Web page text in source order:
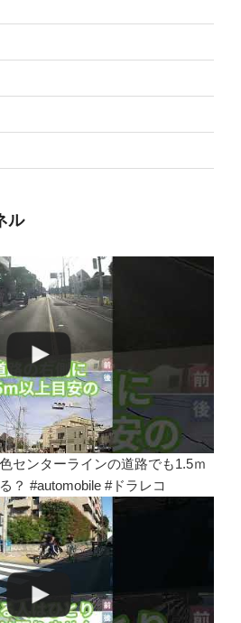
ル
センターラインの道路でも1.5ｍ
？ #automobile #ドラレコ